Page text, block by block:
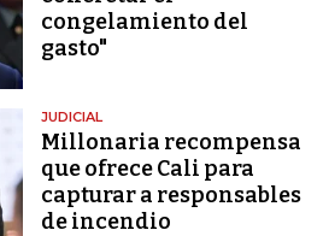
congelamiento del
gasto"
JUDICIAL
Millonaria recompensa
que ofrece Cali para
capturar a responsables
de incendio